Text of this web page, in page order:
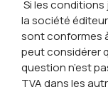
Si les conditions
la société
sont conformes
peut considérer
question n’est
TVA dans les